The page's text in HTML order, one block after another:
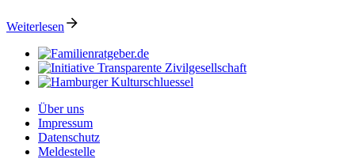
Weiterlesen
Über uns
Impressum
Datenschutz
Meldestelle